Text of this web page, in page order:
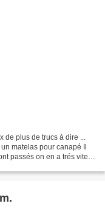
de plus de trucs à dire ...
matelas pour canapé Il
passés on en a trés vite